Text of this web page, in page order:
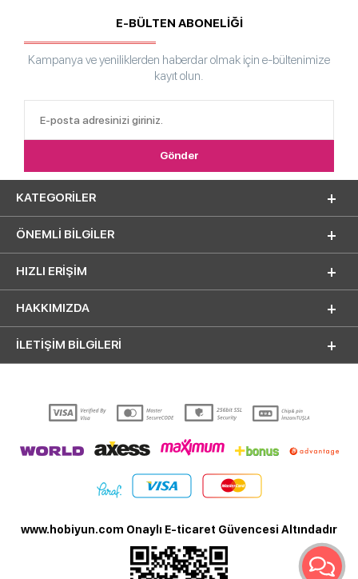
E-BÜLTEN ABONELİĞİ
Kampanya ve yeniliklerden haberdar olmak için e-bültenimize
kayıt olun.
KATEGORILER
ÖNEMLI BILGILER
HIZLI ERIŞIM
HAKKIMIZDA
İLETİŞİM BİLGİLERİ
www.hobiyun.com Onaylı E-ticaret Güvencesi Altındadır